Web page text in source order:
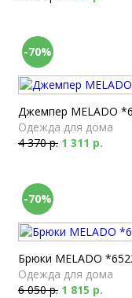
-70%
Джемпер MELADO
Одежда для дома
4 370 р. 1 311 р.
-70%
Брюки MELADO
Одежда для дома
6 050 р. 1 815 р.